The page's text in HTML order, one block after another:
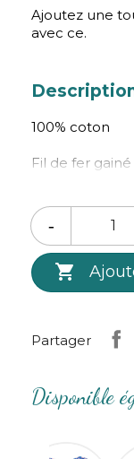
Ajoutez une
avec ce.
100% coton
Fil de fer
Longueur : 83
Largeur : 4.5
Création Bibop

Partager
Disponible